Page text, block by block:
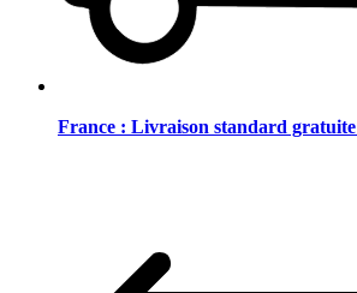
France : Livraison standard gratuite